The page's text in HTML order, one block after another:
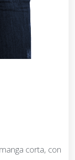
corta, con